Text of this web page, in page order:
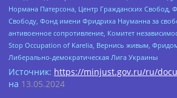
Нормана Патерсона, Центр Гражданских Свобод,
Свободу, Фонд имени Фридриха Науманна за
антивоенное сопротивление, Комитет
Stop Occupation of Karelia, Вернись живым,
Либерально-демократическая Лига Украины
Источник: https://minjust.gov.ru/ru/
на 13.05.2024